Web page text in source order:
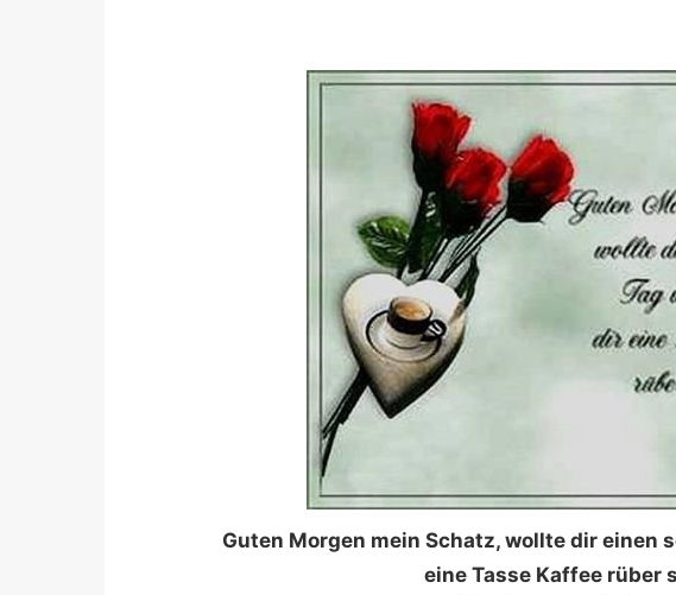
Guten Morgen mein Schatz, wollte dir einen
eine Tasse Kaffee rüber